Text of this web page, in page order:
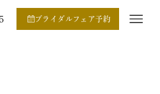
ブライダルフェア予約